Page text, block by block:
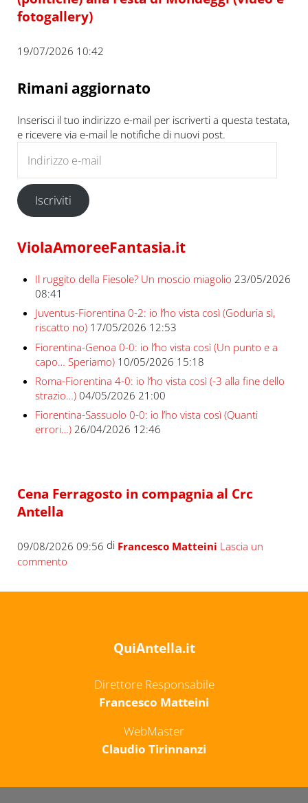
fotogallery)
19/07/2026 10:42
Rimani aggiornato
Inserisci il tuo indirizzo e-mail per iscriverti a questa testata,
e ricevere via e-mail le notifiche di nuovi post.
Iscriviti
ViolaAmoreeFantasia.it
Il ruggito della Fiesole? Un moscio miagolio 23/05/2026
08:41
Juventus-Fiorentina 0-2: io l’ho vista così (Goduria sì,
riscatto no) 17/05/2026 12:53
Fiorentina-Genoa 0-0: io l’ho vista così (Un punto e a
capo… Speriamo) 10/05/2026 15:18
Roma-Fiorentina 4-0: io l’ho vista così (-3 alla fine dello
strazio…) 04/05/2026 21:00
Fiorentina-Sassuolo 0-0: io l’ho vista così (Quanti
errori…) 26/04/2026 12:46
Cena Ferragosto in compagnia al Crc
Antella
09/08/2026 09:56 di Francesco Matteini Lascia un
commento
QuiAntella.it
Direttore Responsabile
Francesco Matteini
WebMaster
Claudio Tirinnanzi